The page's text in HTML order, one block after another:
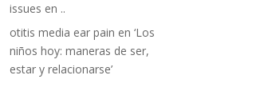
issues en ..
otitis media ear pain en‘Los
niños hoy: maneras de ser,
estar y relacionarse’